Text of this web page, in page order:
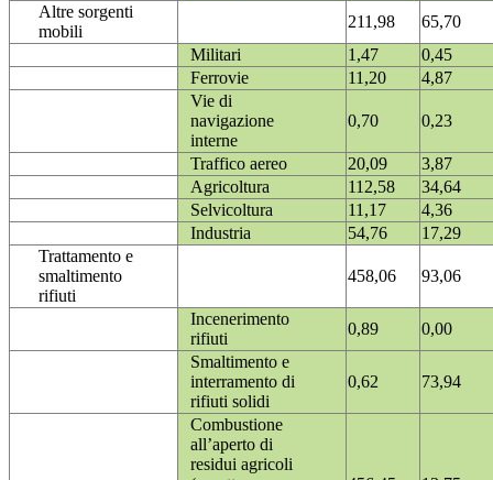
Altre sorgenti
mobili
211,98
65,70
Militari
1,47
0,45
Ferrovie
11,20
4,87
Vie di
navigazione
interne
0,70 0,23
Traffico aereo 20,09
3,87
Agricoltura
112,58
34,64
Selvicoltura
11,17
4,36
Industria
54,76
17,29
Trattamento e
smaltimento
rifiuti
458,06 93,06
Incenerimento
rifiuti
0,89
0,00
Smaltimento e
interramento di
rifiuti solidi
0,62 73,94
Combustione
all’aperto di
residui agricoli